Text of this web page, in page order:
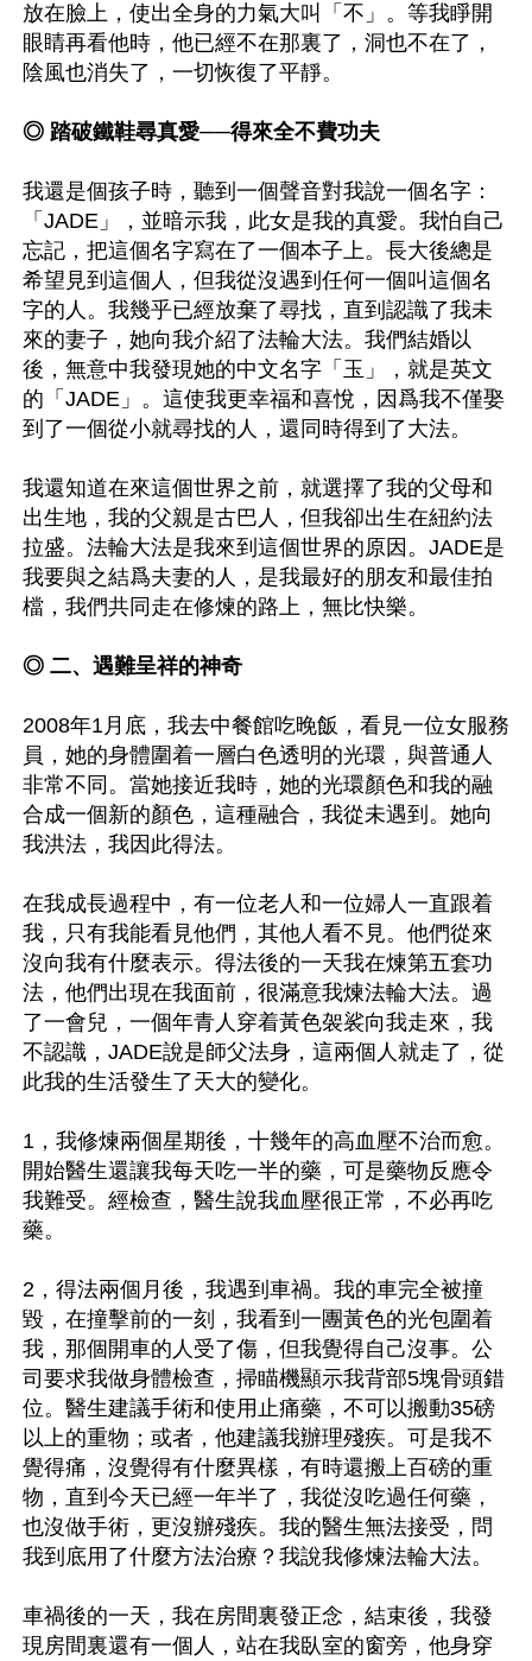
放在臉上，使出全身的力氣大叫「不」。等我睜開
眼睛再看他時，他已經不在那裏了，洞也不在了，
陰風也消失了，一切恢復了平靜。
◎ 踏破鐵鞋尋真愛──得來全不費功夫
我還是個孩子時，聽到一個聲音對我說一個名字：
「JADE」，並暗示我，此女是我的真愛。我怕自己
忘記，把這個名字寫在了一個本子上。長大後總是
希望見到這個人，但我從沒遇到任何一個叫這個名
字的人。我幾乎已經放棄了尋找，直到認識了我未
來的妻子，她向我介紹了法輪大法。我們結婚以
後，無意中我發現她的中文名字「玉」，就是英文
的「JADE」。這使我更幸福和喜悅，因爲我不僅娶
到了一個從小就尋找的人，還同時得到了大法。
我還知道在來這個世界之前，就選擇了我的父母和
出生地，我的父親是古巴人，但我卻出生在紐約法
拉盛。法輪大法是我來到這個世界的原因。JADE是
我要與之結爲夫妻的人，是我最好的朋友和最佳拍
檔，我們共同走在修煉的路上，無比快樂。
◎ 二、遇難呈祥的神奇
2008年1月底，我去中餐館吃晚飯，看見一位女服務
員，她的身體圍着一層白色透明的光環，與普通人
非常不同。當她接近我時，她的光環顏色和我的融
合成一個新的顏色，這種融合，我從未遇到。她向
我洪法，我因此得法。
在我成長過程中，有一位老人和一位婦人一直跟着
我，只有我能看見他們，其他人看不見。他們從來
沒向我有什麼表示。得法後的一天我在煉第五套功
法，他們出現在我面前，很滿意我煉法輪大法。過
了一會兒，一個年青人穿着黃色袈裟向我走來，我
不認識，JADE說是師父法身，這兩個人就走了，從
此我的生活發生了天大的變化。
1，我修煉兩個星期後，十幾年的高血壓不治而愈。
開始醫生還讓我每天吃一半的藥，可是藥物反應令
我難受。經檢查，醫生說我血壓很正常，不必再吃
藥。
2，得法兩個月後，我遇到車禍。我的車完全被撞
毀，在撞擊前的一刻，我看到一團黃色的光包圍着
我，那個開車的人受了傷，但我覺得自己沒事。公
司要求我做身體檢查，掃瞄機顯示我背部5塊骨頭錯
位。醫生建議手術和使用止痛藥，不可以搬動35磅
以上的重物；或者，他建議我辦理殘疾。可是我不
覺得痛，沒覺得有什麼異樣，有時還搬上百磅的重
物，直到今天已經一年半了，我從沒吃過任何藥，
也沒做手術，更沒辦殘疾。我的醫生無法接受，問
我到底用了什麼方法治療？我說我修煉法輪大法。
車禍後的一天，我在房間裏發正念，結束後，我發
現房間裏還有一個人，站在我臥室的窗旁，他身穿